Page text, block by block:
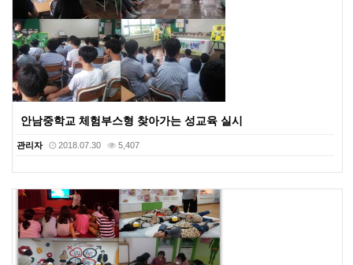
안남중학교 체험부스형 찾아가는 성교육 실시
관리자 2018.07.30 5,407